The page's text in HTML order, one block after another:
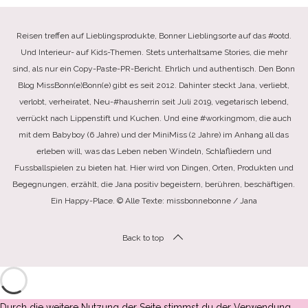
Reisen treffen auf Lieblingsprodukte, Bonner Lieblingsorte auf das #ootd.
Und Interieur- auf Kids-Themen. Stets unterhaltsame Stories, die mehr
sind, als nur ein Copy-Paste-PR-Bericht. Ehrlich und authentisch. Den Bonn
Blog MissBonn(e)Bonn(e) gibt es seit 2012. Dahinter steckt Jana, verliebt,
verlobt, verheiratet, Neu-#hausherrin seit Juli 2019, vegetarisch lebend,
verrückt nach Lippenstift und Kuchen. Und eine #workingmom, die auch
mit dem Babyboy (6 Jahre) und der MiniMiss (2 Jahre) im Anhang all das
erleben will, was das Leben neben Windeln, Schlafliedern und
Fussballspielen zu bieten hat. Hier wird von Dingen, Orten, Produkten und
Begegnungen, erzählt, die Jana positiv begeistern, berühren, beschäftigen.
Ein Happy-Place. © Alle Texte: missbonnebonne / Jana
Back to top